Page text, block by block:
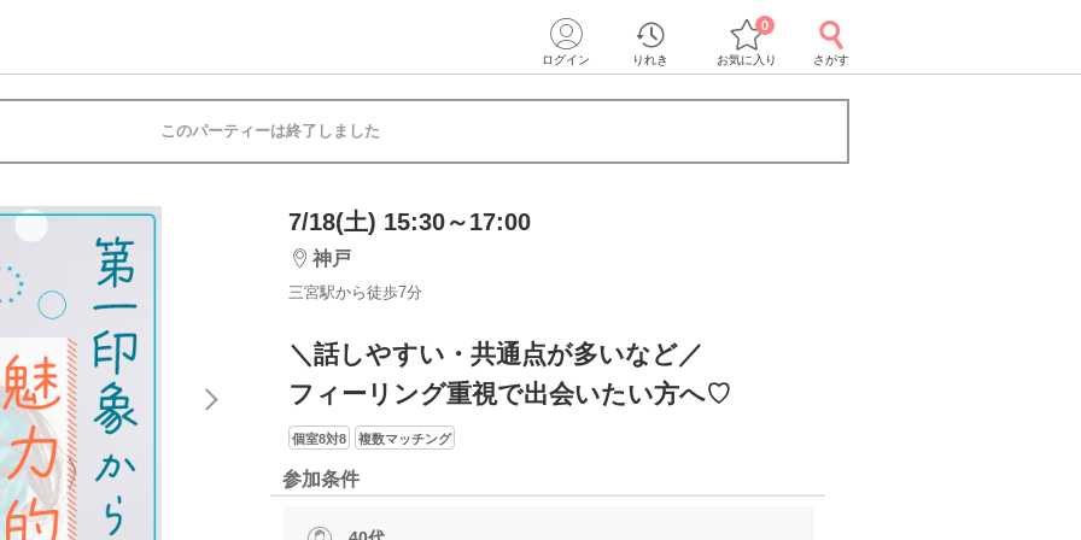
ログイン りれき お気に入り
0
さがす
このパーティーは終了しました
7/18(土) 15:30～17:00
神戸
三宮駅から徒歩7分
＼話しやすい・共通点が多いなど／
フィーリング重視で出会いたい方へ♡
個室8対8 複数マッチング
参加条件